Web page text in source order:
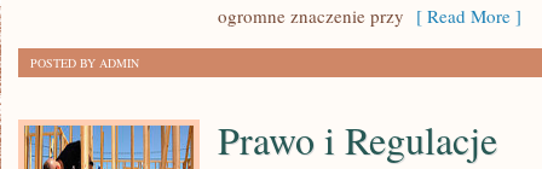
ogromne znaczenie przy [ Read More ]
POSTED BY ADMIN
Prawo i Regulacje